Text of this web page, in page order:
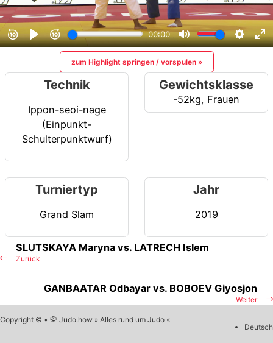
zum Highlight springen / vorspulen »
Technik
Ippon-seoi-nage
(Einpunkt-
Schulterpunktwurf)
Gewichtsklasse
-52kg, Frauen
Turniertyp
Grand Slam
Jahr
2019
Zurück
SLUTSKAYA Maryna vs. LATRECH Islem
Weiter
GANBAATAR Odbayar vs. BOBOEV Giyosjon
Copyright © • 🥋 Judo.how » Alles rund um Judo «
Deutsch